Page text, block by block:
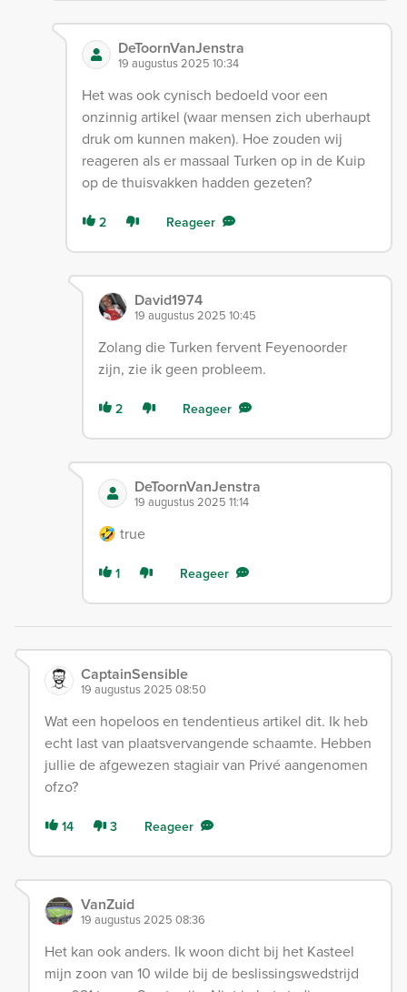
DeToornVanJenstra
19 augustus 2025 10:34
Het was ook cynisch bedoeld voor een
onzinnig artikel (waar mensen zich uberhaupt
druk om kunnen maken). Hoe zouden wij
reageren als er massaal Turken op in de Kuip
op de thuisvakken hadden gezeten?
2 Reageer
David1974
19 augustus 2025 10:45
Zolang die Turken fervent Feyenoorder
zijn, zie ik geen probleem.
2 Reageer
DeToornVanJenstra
19 augustus 2025 11:14
🤣 true
1 Reageer
CaptainSensible
19 augustus 2025 08:50
Wat een hopeloos en tendentieus artikel dit. Ik heb
echt last van plaatsvervangende schaamte. Hebben
jullie de afgewezen stagiair van Privé aangenomen
ofzo?
14 3 Reageer
VanZuid
19 augustus 2025 08:36
Het kan ook anders. Ik woon dicht bij het Kasteel
mijn zoon van 10 wilde bij de beslissingswedstrijd